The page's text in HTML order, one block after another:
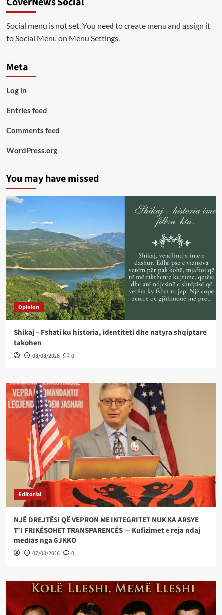
Social menu is not set. You need to create menu and assign it
to Social Menu on Menu Settings.
Meta
Log in
Entries feed
Comments feed
WordPress.org
You may have missed
Opinion
Shikaj – Fshati ku historia, identiteti dhe natyra shqiptare
takohen
08/08/2026 0
Editorial
NJË DREJTËSI QË VEPRON ME INTEGRITET NUK KA ARSYE
T’I FRIKËSOHET TRANSPARENCËS — Kufizimet e reja ndaj
medias nga GJKKO
07/08/2026 0